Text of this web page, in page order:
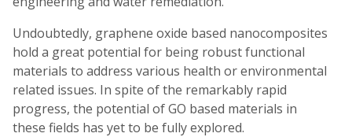
Undoubtedly, graphene oxide based nanocomposites
hold a great potential for being robust functional
materials to address various health or environmental
related issues. In spite of the remarkably rapid
progress, the potential of GO based materials in
these fields has yet to be fully explored.